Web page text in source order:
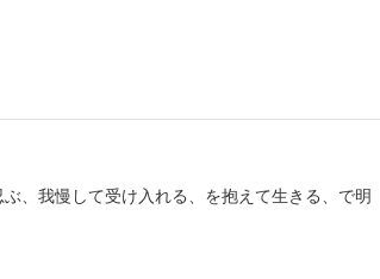
、我慢して受け入れる、を抱えて生きる、で明